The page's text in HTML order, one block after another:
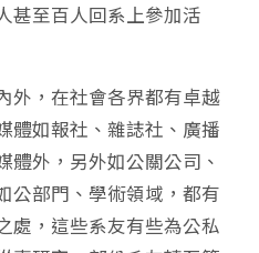
甚至百人回系上參加活
外，在社會各界都有卓越
體如報社、雜誌社、廣播
體外，另外如公關公司、
公部門、學術領域，都有
處，這些系友有些為公私